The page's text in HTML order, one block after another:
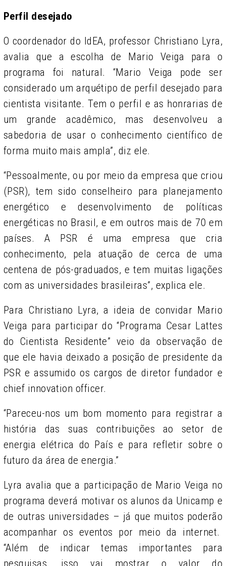
Perfil desejado
O coordenador do IdEA, professor Christiano Lyra,
avalia que a escolha de Mario Veiga para o
programa foi natural. “Mario Veiga pode ser
considerado um arquétipo de perfil desejado para
cientista visitante. Tem o perfil e as honrarias de
um grande acadêmico, mas desenvolveu a
sabedoria de usar o conhecimento científico de
forma muito mais ampla”, diz ele.
“Pessoalmente, ou por meio da empresa que criou
(PSR), tem sido conselheiro para planejamento
energético e desenvolvimento de políticas
energéticas no Brasil, e em outros mais de 70 em
países. A PSR é uma empresa que cria
conhecimento, pela atuação de cerca de uma
centena de pós-graduados, e tem muitas ligações
com as universidades brasileiras”, explica ele.
Para Christiano Lyra, a ideia de convidar Mario
Veiga para participar do “Programa Cesar Lattes
do Cientista Residente” veio da observação de
que ele havia deixado a posição de presidente da
PSR e assumido os cargos de diretor fundador e
chief innovation officer.
“Pareceu-nos um bom momento para registrar a
história das suas contribuições ao setor de
energia elétrica do País e para refletir sobre o
futuro da área de energia.”
Lyra avalia que a participação de Mario Veiga no
programa deverá motivar os alunos da Unicamp e
de outras universidades – já que muitos poderão
acompanhar os eventos por meio da internet.
“Além de indicar temas importantes para